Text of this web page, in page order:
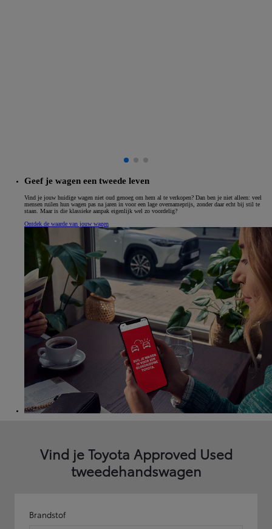
Geef je wagen een tweede leven
Vind je jouw huidige wagen niet oud genoeg om hem al te verkopen? Dan ben je niet alleen: veel
mensen ruilen hun wagen pas na jaren in voor een lage overnameprijs, zonder daar echt bij stil te
staan. Maar is die klassieke aanpak eigenlijk wel zo voordelig?
Ontdek de waarde van jouw wagen
Vind je Toyota Approved Used
tweedehandswagen
Brandstof